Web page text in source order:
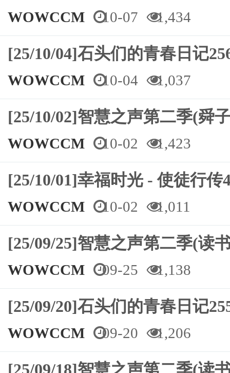
WOWCCM 10-07 1,434
[25/10/04]石头们的青春日记
WOWCCM 10-04 1,037
[25/10/02]智慧之声第二季(舜
WOWCCM 10-02 1,423
[25/10/01]幸福时光 - 使徒行
WOWCCM 10-02 1,011
[25/09/25]智慧之声第二季(读
WOWCCM 09-25 1,138
[25/09/20]石头们的青春日记
WOWCCM 09-20 1,206